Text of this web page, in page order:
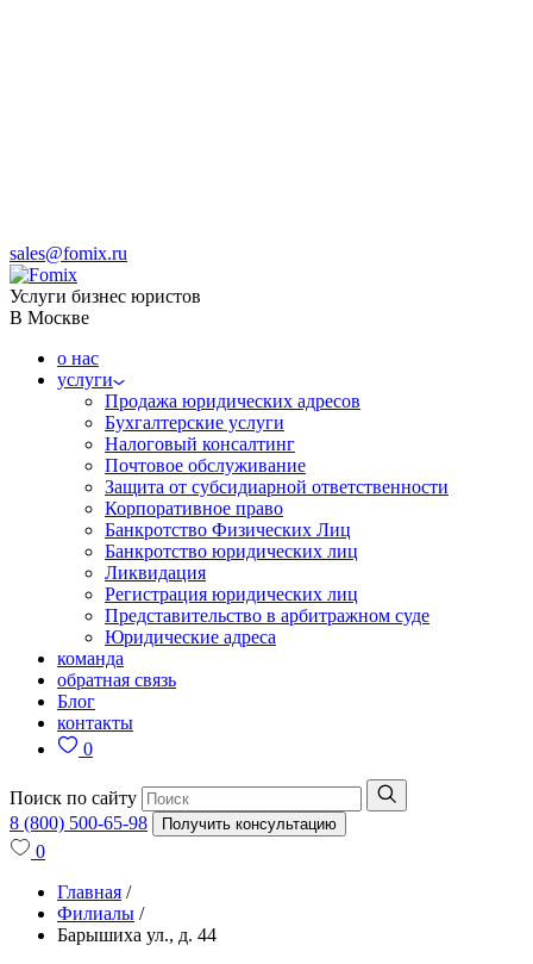
sales@fomix.ru
Услуги бизнес юристов
В Москве
о нас
услуги
Продажа юридических адресов
Бухгалтерские услуги
Налоговый консалтинг
Почтовое обслуживание
Защита от субсидиарной ответственности
Корпоративное право
Банкротство Физических Лиц
Банкротство юридических лиц
Ликвидация
Регистрация юридических лиц
Представительство в арбитражном суде
Юридические адреса
команда
обратная связь
Блог
контакты
0
Поиск по сайту
8 (800) 500-65-98
Получить консультацию
0
Главная /
Филиалы /
Барышиха ул., д. 44